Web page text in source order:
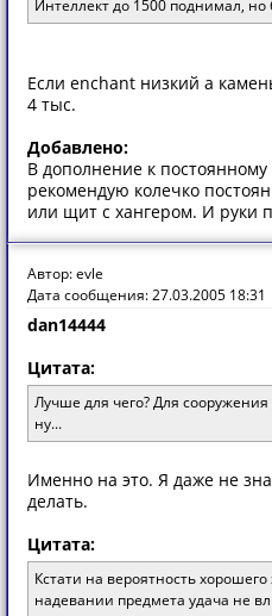
Интеллект до 1500 поднимал, но
Если enchant низкий а
4 тыс.
Добавлено:
В дополнение к
рекомендую колечко
или щит с хангером. И руки
Автор: evle
Дата сообщения: 27.03.2005 18:31
dan14444
Цитата:
Лучше для чего? Для
ну...
Именно на это. Я даже не
делать.
Цитата:
Кстати на вероятность
надевании предмета удача не